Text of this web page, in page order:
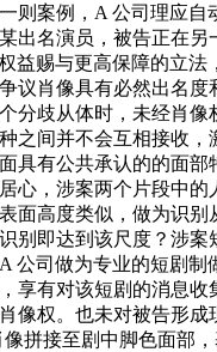
则案例，A 公司理应自
出名演员，被告正在另
益赐与更高保障的立法
议肖像具有必然出名度
分歧从体时，未经肖像
之间并不会互相接收，
具有公共承认的的面部
心，涉案两个片段中的
面高度类似，做为识别
别即达到该尺度？涉案
公司做为专业的短剧制
享有对该短剧的消息收
像权。也未对被告形成
拼接至剧中脚色面部